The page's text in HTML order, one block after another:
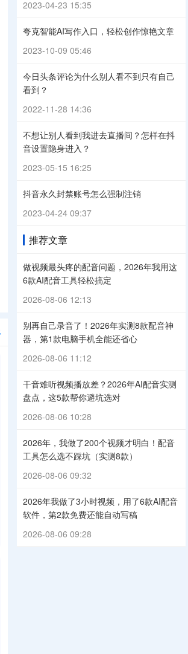
2023-04-23 15:35
夸克智能AI写作入口，轻松创作惊艳文章
2023-10-09 05:46
今日头条评论为什么别人看不到只有自己
看到？
2022-11-28 14:36
不想让别人看到我进去直播间？怎样在抖
音设置隐身进入？
2023-05-15 16:25
抖音永久封禁账号怎么强制注销
2023-04-24 09:37
推荐文章
做视频最头疼的配音问题，2026年我用这
6款AI配音工具轻松搞定
2026-08-06 12:13
别再自己录音了！2026年实测8款配音神
器，第1款电脑手机全能还省心
2026-08-06 11:12
干音难听视频播放差？2026年AI配音实测
盘点，这5款帮你避坑选对
2026-08-06 10:28
2026年，我做了200个视频才明白！配音
工具怎么选不踩坑（实测8款）
2026-08-06 09:32
2026年我做了3小时视频，用了6款AI配音
软件，第2款免费还能自动写稿
2026-08-06 09:28